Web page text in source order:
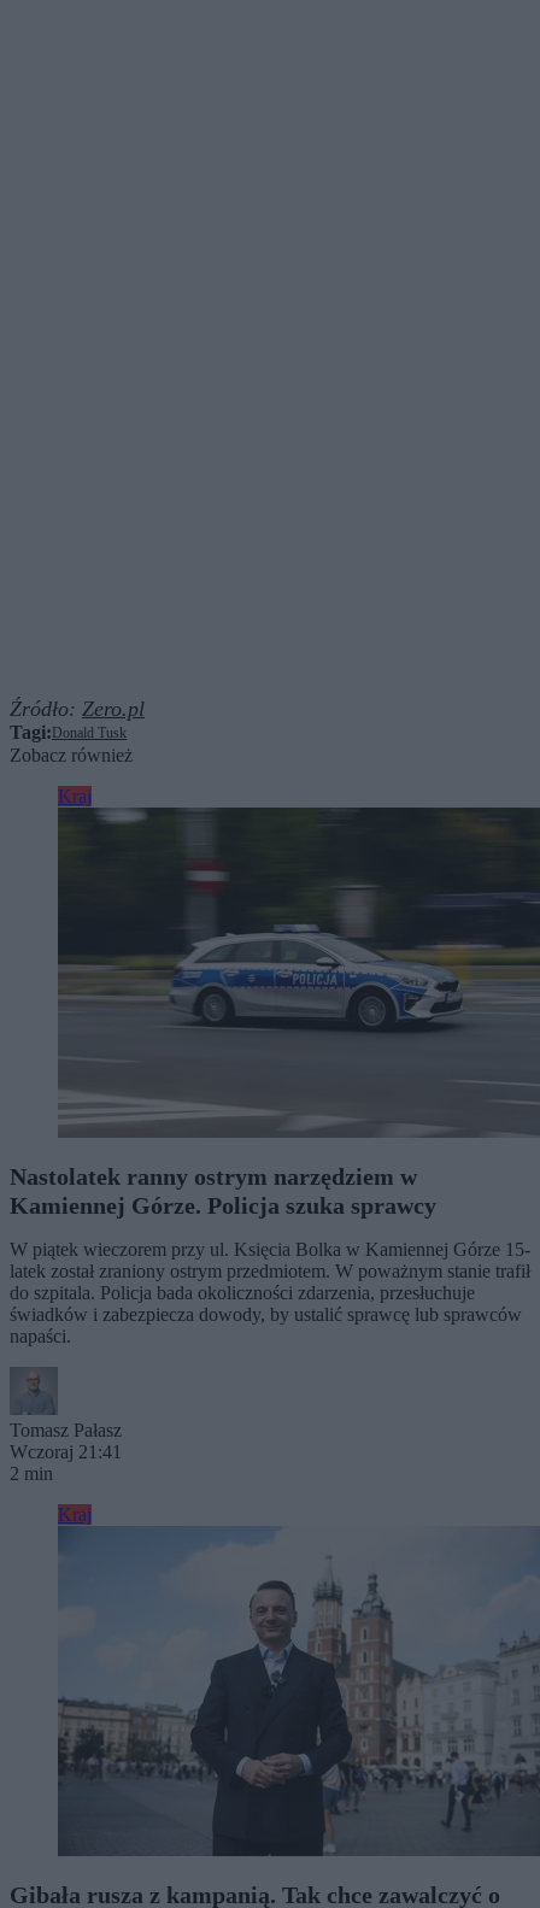
Źródło: Zero.pl
Tagi: Donald Tusk
Zobacz również
Kraj
Nastolatek ranny ostrym narzędziem w
Kamiennej Górze. Policja szuka sprawcy
W piątek wieczorem przy ul. Księcia Bolka w Kamiennej Górze 15-
latek został zraniony ostrym przedmiotem. W poważnym stanie trafił
do szpitala. Policja bada okoliczności zdarzenia, przesłuchuje
świadków i zabezpiecza dowody, by ustalić sprawcę lub sprawców
napaści.
Tomasz Pałasz
Wczoraj 21:41
2 min
Kraj
Gibała rusza z kampanią. Tak chce zawalczyć o